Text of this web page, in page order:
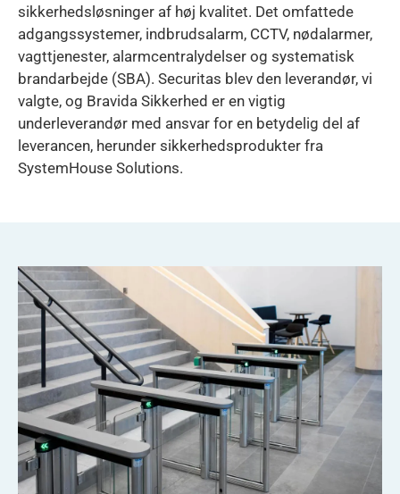
sikkerhedsløsninger af høj kvalitet. Det omfattede
adgangssystemer, indbrudsalarm, CCTV, nødalarmer,
vagttjenester, alarmcentralydelser og systematisk
brandarbejde (SBA). Securitas blev den leverandør, vi
valgte, og Bravida Sikkerhed er en vigtig
underleverandør med ansvar for en betydelig del af
leverancen, herunder sikkerhedsprodukter fra
SystemHouse Solutions.